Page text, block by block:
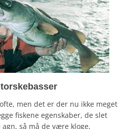
men det er der nu ikke meget
fiskene egenskaber, de slet
så må de være kloge,